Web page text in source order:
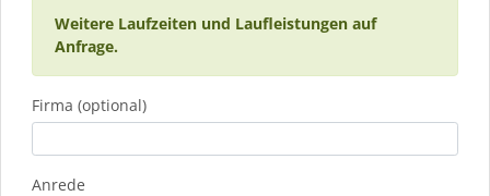
Weitere Laufzeiten und Laufleistungen auf
Anfrage.
Firma (optional)
Anrede